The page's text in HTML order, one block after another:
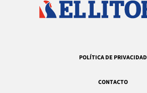
POLÍTICA DE PRIVACIDAD
CONTACTO